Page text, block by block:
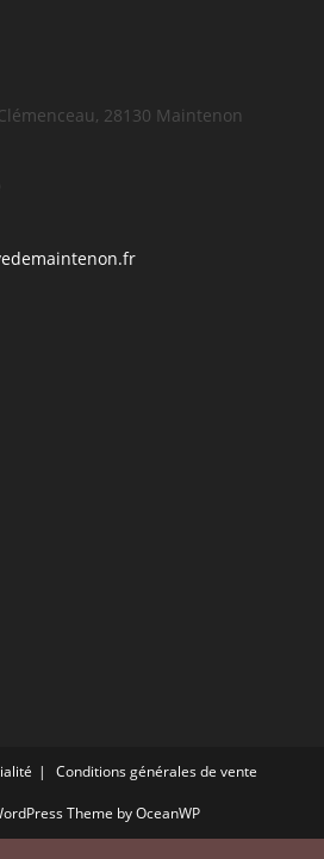
28130 Maintenon
S’ouvre
Conditions générales de vente
Theme by OceanWP